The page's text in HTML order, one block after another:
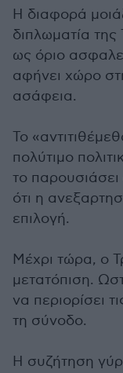
Η διαφορά
διπλωματία της
ως όριο
αφήνει χώρο
ασάφεια.
Το
πολύτιμο
το
ότι η
επιλογή.
Μέχρι τώρα, ο
μετατόπιση.
να περιορίσει
τη σύνοδο.
Η συζήτηση